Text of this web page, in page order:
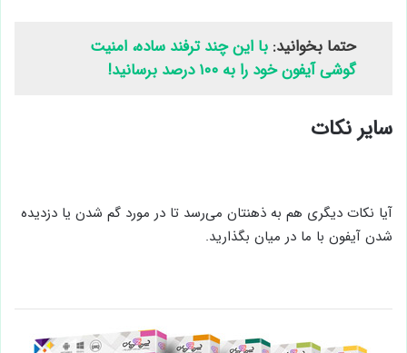
حتما بخوانید: با این چند ترفند ساده، امنیت
گوشی آیفون خود را به ۱۰۰ درصد برسانید!
سایر نکات
آیا نکات دیگری هم به ذهنتان می‌رسد تا در مورد گم شدن یا دزدیده
شدن آیفون با ما در میان بگذارید.